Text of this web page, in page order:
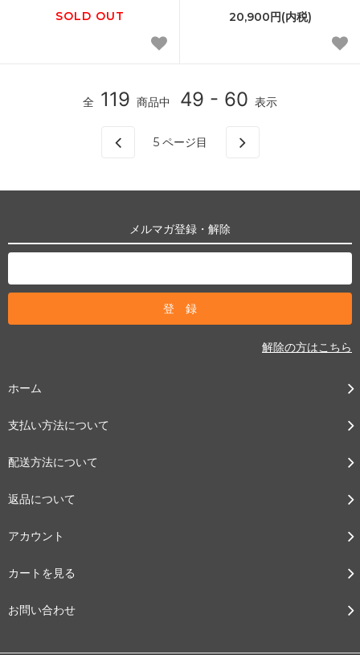
SOLD OUT 20,900円(内税)
全 119 商品中 49 - 60 表示
5 ページ目
メルマガ登録・解除
解除の方はこちら
ホーム
支払い方法について
配送方法について
返品について
アカウント
カートを見る
お問い合わせ